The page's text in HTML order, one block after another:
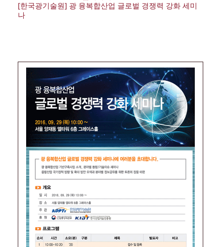
[한국광기술원] 광 융복합산업 글로벌 경쟁력 강화 세미
나